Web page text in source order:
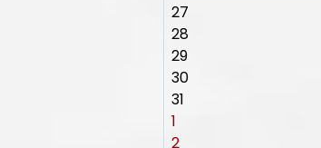
27
28
29
30
31
1
2